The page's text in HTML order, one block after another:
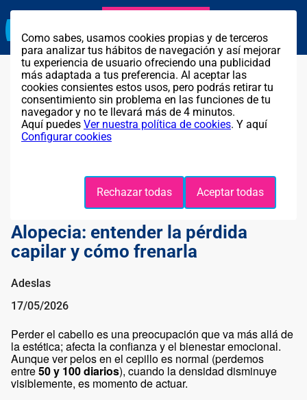
911 319 902
Alopecia: entender la pérdida
capilar y cómo frenarla
Adeslas
17/05/2026
Perder el cabello es una preocupación que va más allá de
la estética; afecta la confianza y el bienestar emocional.
Aunque ver pelos en el cepillo es normal (perdemos
entre 50 y 100 diarios), cuando la densidad disminuye
visiblemente, es momento de actuar.
Como sabes, usamos cookies propias y de terceros
para analizar tus hábitos de navegación y así mejorar
tu experiencia de usuario ofreciendo una publicidad
más adaptada a tus preferencia. Al aceptar las
cookies consientes estos usos, pero podrás retirar tu
consentimiento sin problema en las funciones de tu
navegador y no te llevará más de 4 minutos.
Aquí puedes Ver nuestra política de cookies. Y aquí
Configurar cookies
Rechazar todas Aceptar todas